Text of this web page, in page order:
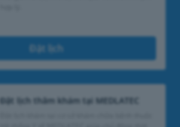
Đặt lịch
Đặt lịch thăm khám tại MEDLATEC